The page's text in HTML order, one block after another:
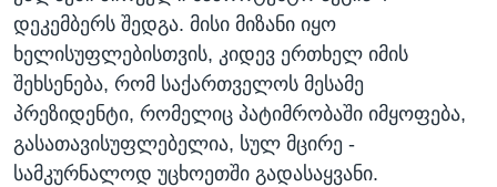
დეკემბერს შედგა. მისი მიზანი იყო
ხელისუფლებისთვის, კიდევ ერთხელ იმის
შეხსენება, რომ საქართველოს მესამე
პრეზიდენტი, რომელიც პატიმრობაში იმყოფება,
გასათავისუფლებელია, სულ მცირე -
სამკურნალოდ უცხოეთში გადასაყვანი.